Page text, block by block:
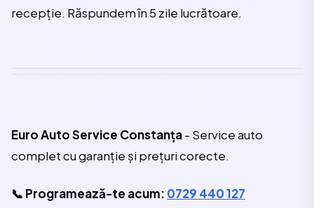
recepție. Răspundem în 5 zile lucrătoare.
Euro Auto Service Constanța- Service auto
complet cu garanție și prețuri corecte.
📞 Programează-te acum: 0729 440 127